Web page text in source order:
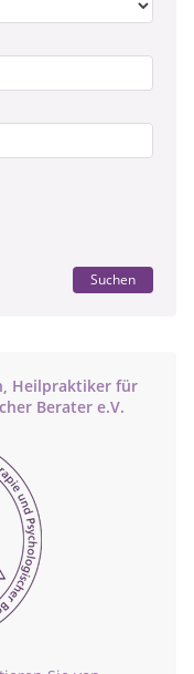
Suchen
Heilpraktiker für
Berater e.V.